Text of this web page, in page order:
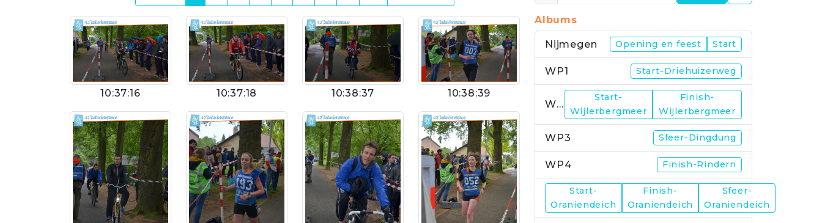
10:37:16 10:37:18 10:38:37 10:38:39
Albums
Nijmegen Opening en feest Start
WP1 Start-Driehuizerweg
WP2
Start-
Wijlerbergmeer
Finish-
Wijlerbergmeer
WP3 Sfeer-Dingdung
WP4 Finish-Rindern
Start-
Oraniendeich
Finish-
Oraniendeich
Sfeer-
Oraniendeich